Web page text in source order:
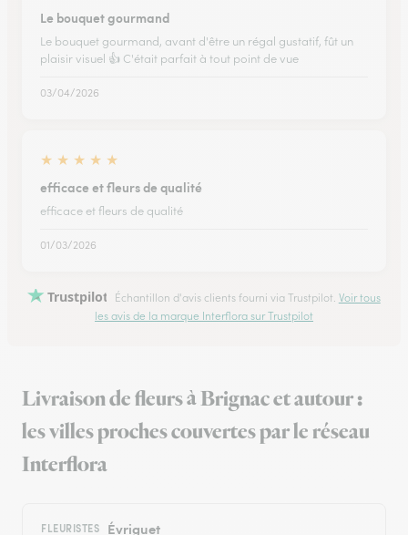
Le bouquet gourmand
Le bouquet gourmand, avant d'être un régal gustatif, fût un
plaisir visuel 👍 C'était parfait à tout point de vue
03/04/2026
★ ★ ★ ★ ★
efficace et fleurs de qualité
efficace et fleurs de qualité
01/03/2026
Trustpilot Échantillon d'avis clients fourni via Trustpilot. Voir tous
les avis de la marque Interflora sur Trustpilot
Livraison de fleurs à Brignac et autour :
les villes proches couvertes par le réseau
Interflora
FLEURISTES Évriguet